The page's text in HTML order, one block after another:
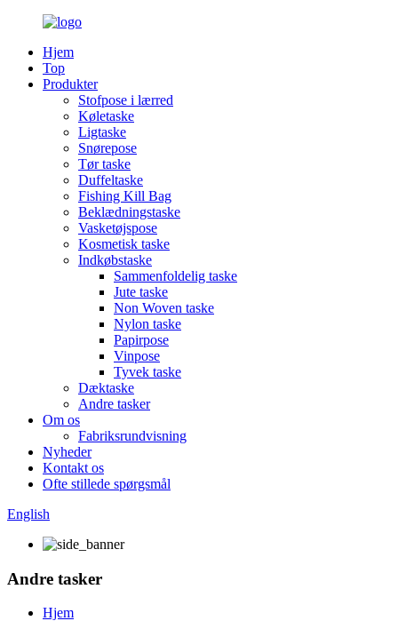
Hjem
Top
Produkter
Stofpose i lærred
Køletaske
Ligtaske
Snørepose
Tør taske
Duffeltaske
Fishing Kill Bag
Beklædningstaske
Vasketøjspose
Kosmetisk taske
Indkøbstaske
Sammenfoldelig taske
Jute taske
Non Woven taske
Nylon taske
Papirpose
Vinpose
Tyvek taske
Dæktaske
Andre tasker
Om os
Fabriksrundvisning
Nyheder
Kontakt os
Ofte stillede spørgsmål
English
Andre tasker
Hjem